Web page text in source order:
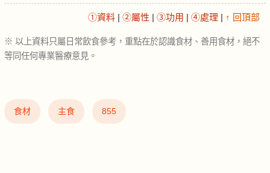
①資料 | ②屬性 | ③功用 | ④處理 | ↑ 回頂部
※ 以上資料只屬日常飲食參考，重點在於認識食材、善用食材，絕不
等同任何專業醫療意見。
食材 主食 855